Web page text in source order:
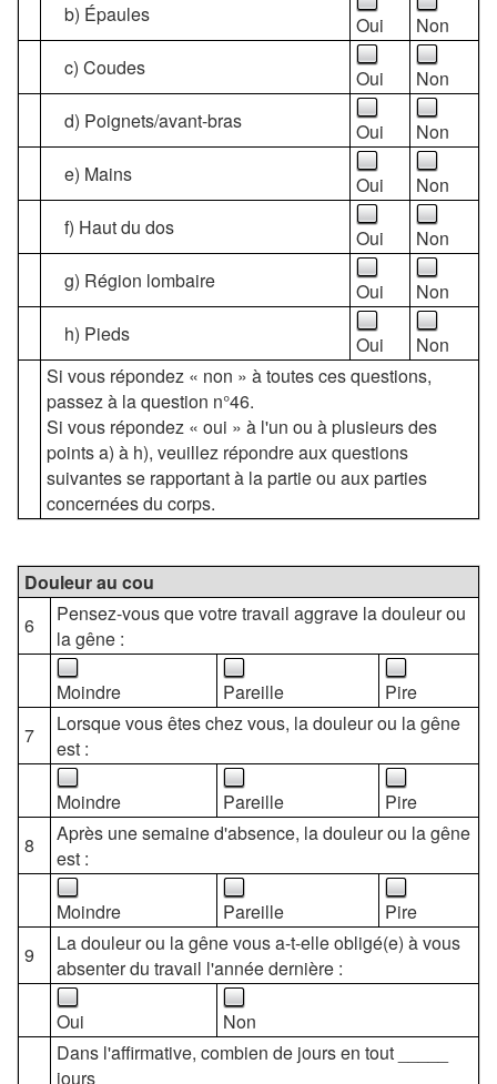
b) Épaules
Oui
Non
c) Coudes
Oui
Non
d) Poignets/avant-bras
Oui
Non
e) Mains
Oui
Non
f) Haut du dos
Oui
Non
g) Région lombaire
Oui
Non
h) Pieds
Oui
Non
Si vous répondez « non » à toutes ces questions,
passez à la question n°46.
Si vous répondez « oui » à l'un ou à plusieurs des
points a) à h), veuillez répondre aux questions
suivantes se rapportant à la partie ou aux parties
concernées du corps.
Douleur au cou
6
Pensez-vous que votre travail aggrave la douleur ou
la gêne :
Moindre Pareille
Pire
7
Lorsque vous êtes chez vous, la douleur ou la gêne
est :
Moindre Pareille
Pire
8
Après une semaine d'absence, la douleur ou la gêne
est :
Moindre Pareille
Pire
9
La douleur ou la gêne vous a-t-elle obligé(e) à vous
absenter du travail l'année dernière :
Oui
Non
Dans l'affirmative, combien de jours en tout _____
jours